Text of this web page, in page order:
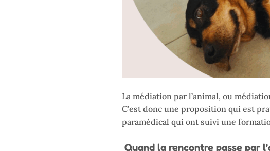
La médiation par l’animal, ou
C’est donc une proposition qui est
paramédical qui ont suivi une
Quand la rencontre passe par